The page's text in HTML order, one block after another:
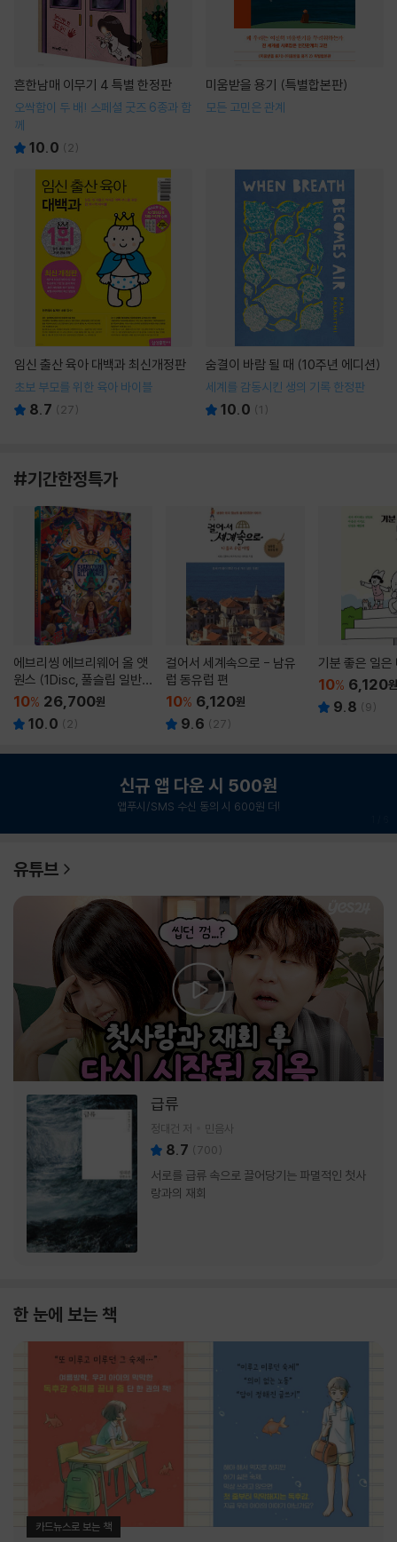
흔한남매 이무기 4 특별 한정판
오싹함이 두 배! 스페셜 굿즈 6종과 함
께
10.0 ( 2)
미움받을 용기 (특별합본판)
모든 고민은 관계
임신 출산 육아 대백과 최신개정판
초보 부모를 위한 육아 바이블
8.7 ( 27)
숨결이 바람 될 때 (10주년 에디션)
세계를 감동시킨 생의 기록 한정판
10.0 (1 )
#기간한정특가
에브리씽 에브리웨어 올 앳
원스 (1Disc, 풀슬립 일반
판) : 블루레이
10% 26,700원
10.0 ( 2)
걸어서 세계속으로 - 남유
럽 동유럽 편
10% 6,120원
9.6 ( 27)
기분 좋은 일은
10% 6,120원
9.8 (9)
신규 앱 다운 시 500원
앱푸시/SMS 수신 동의 시 600원 더!
유튜브
급류
정대건 저 민음사
8.7 (700)
서로를 급류 속으로 끌어당기는 파멸적인 첫사
랑과의 재회
한 눈에 보는 책
카드뉴스로 보는 책